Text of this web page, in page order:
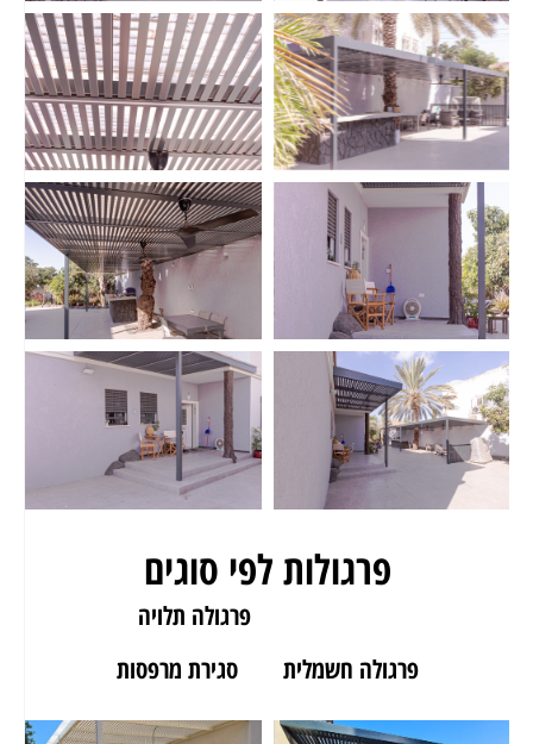
פרגולות לפי סוגים
פרגולה תלויה
פרגולה חשמלית
סגירת מרפסות